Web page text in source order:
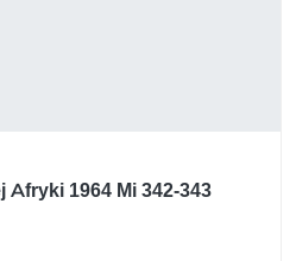
Afryki 1964 Mi 342-343